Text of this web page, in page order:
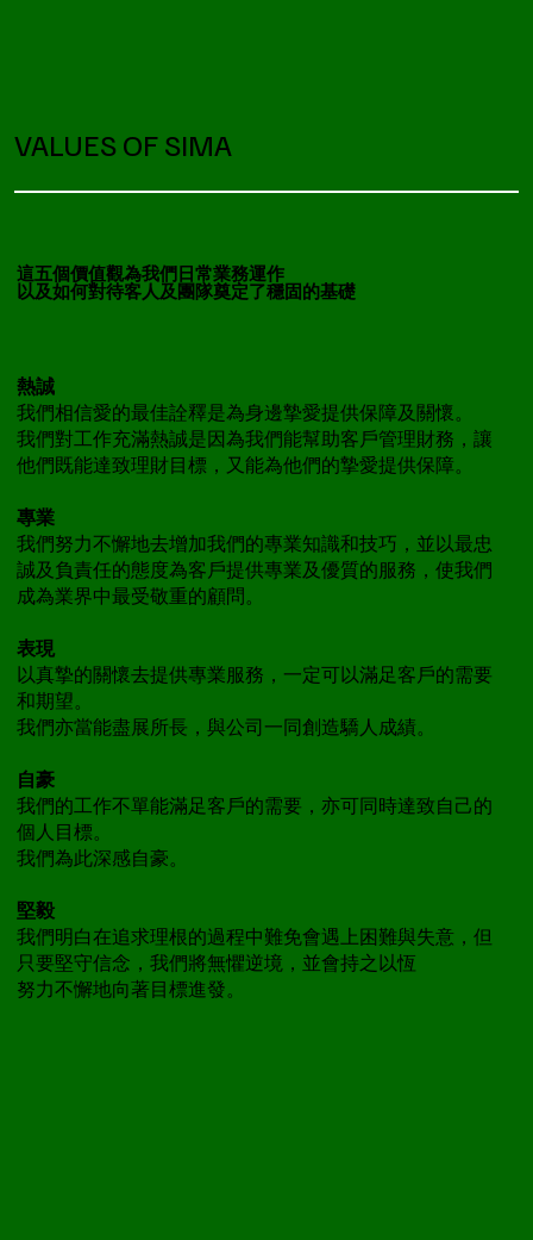
VALUES OF SIMA
這五個價值觀為我們日常業務運作
以及如何對待客人及團隊奠定了穩固的基礎
熱誠
我們相信愛的最佳詮釋是為身邊摯愛提供保障及關懷。
我們對工作充滿熱誠是因為我們能幫助客戶管理財務，讓
他們既能達致理財目標，又能為他們的摯愛提供保障。
專業
我們努力不懈地去增加我們的專業知識和技巧，並以最忠
誠及負責任的態度為客戶提供專業及優質的服務，使我們
成為業界中最受敬重的顧問。
表現
以真摯的關懷去提供專業服務，一定可以滿足客戶的需要
和期望。
我們亦當能盡展所長，與公司一同創造驕人成績。
自豪
我們的工作不單能滿足客戶的需要，亦可同時達致自己的
個人目標。
我們為此深感自豪。
堅毅
我們明白在追求理根的過程中難免會遇上困難與失意，但
只要堅守信念，我們將無懼逆境，並會持之以恆
努力不懈地向著目標進發。